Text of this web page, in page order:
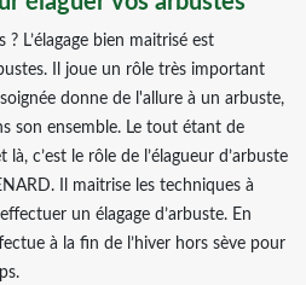
L’élagage bien maitrisé est
Il joue un rôle très important
donne de l'allure à un arbuste,
son ensemble. Le tout étant de
c’est le rôle de l’élagueur d’arbuste
Il maitrise les techniques à
un élagage d’arbuste. En
à la fin de l’hiver hors sève pour